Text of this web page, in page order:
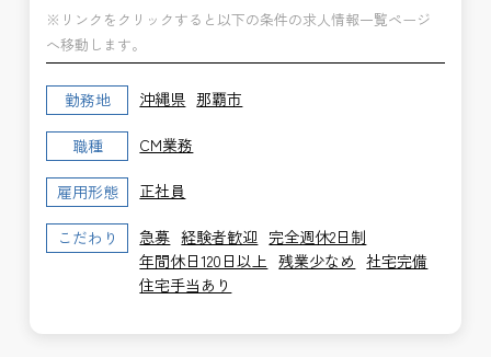
※リンクをクリックすると以下の条件の求人情報一覧ページ
へ移動します。
勤務地 沖縄県 那覇市
職種 CM業務
雇用形態 正社員
こだわり 急募 経験者歓迎 完全週休2日制
年間休日120日以上 残業少なめ
社宅完備
住宅手当あり